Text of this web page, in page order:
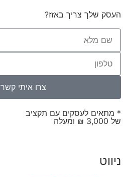
העסק שלך צריך באזז?
צרו איתי קשר
* מתאים לעסקים עם תקציב
של 3,000 ₪ ומעלה
ניווט